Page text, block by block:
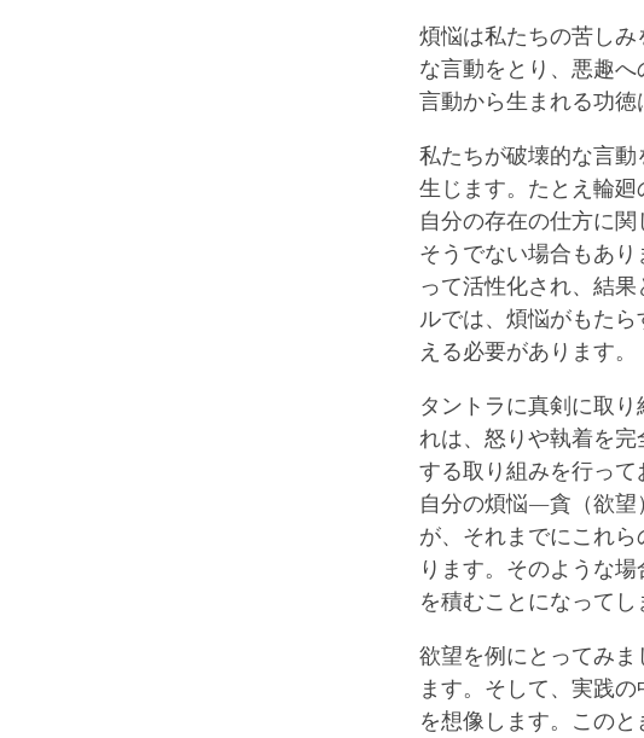
煩悩は私たちの苦し
な言動をとり、悪趣
言動から生まれる功徳
私たちが破壊的な言
生じます。たとえ輪
自分の存在の仕方に
そうでない場合もあ
って活性化され、結
ルでは、煩悩がもた
える必要があります。
タントラに真剣に取
れは、怒りや執着を
する取り組みを行っ
自分の煩悩―貪（欲望
が、それまでにこれ
ります。そのような
を積むことになってし
欲望を例にとってみ
ます。そして、実践
を想像します。この